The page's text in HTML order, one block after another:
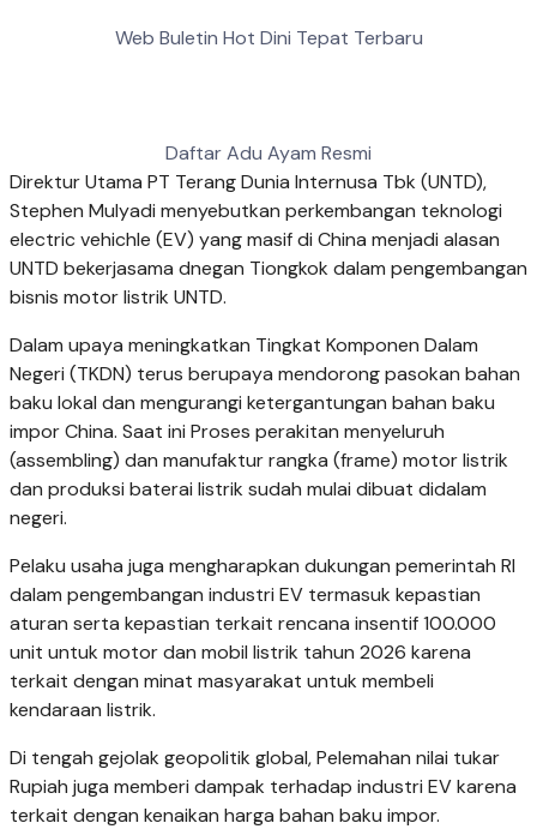
Web Buletin Hot Dini Tepat Terbaru
Daftar Adu Ayam Resmi
Direktur Utama PT Terang Dunia Internusa Tbk (UNTD),
Stephen Mulyadi menyebutkan perkembangan teknologi
electric vehichle (EV) yang masif di China menjadi alasan
UNTD bekerjasama dnegan Tiongkok dalam pengembangan
bisnis motor listrik UNTD.
Dalam upaya meningkatkan Tingkat Komponen Dalam
Negeri (TKDN) terus berupaya mendorong pasokan bahan
baku lokal dan mengurangi ketergantungan bahan baku
impor China. Saat ini Proses perakitan menyeluruh
(assembling) dan manufaktur rangka (frame) motor listrik
dan produksi baterai listrik sudah mulai dibuat didalam
negeri.
Pelaku usaha juga mengharapkan dukungan pemerintah RI
dalam pengembangan industri EV termasuk kepastian
aturan serta kepastian terkait rencana insentif 100.000
unit untuk motor dan mobil listrik tahun 2026 karena
terkait dengan minat masyarakat untuk membeli
kendaraan listrik.
Di tengah gejolak geopolitik global, Pelemahan nilai tukar
Rupiah juga memberi dampak terhadap industri EV karena
terkait dengan kenaikan harga bahan baku impor.